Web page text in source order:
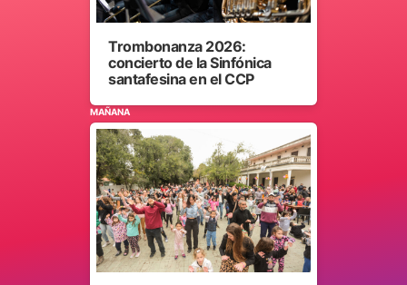
Trombonanza 2026:
concierto de la Sinfónica
santafesina en el CCP
MAÑANA